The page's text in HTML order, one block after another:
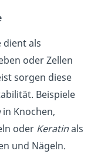
dient als
oder Zellen
sorgen diese
Beispiele
in Knochen,
oderKeratinals
und Nägeln.